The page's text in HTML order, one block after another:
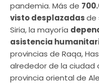
pandemia. Más de
visto desplazadasde
Siria, la mayoría
asistencia
provincias de Raqa,
alrededor de la ciudad
provincia oriental de